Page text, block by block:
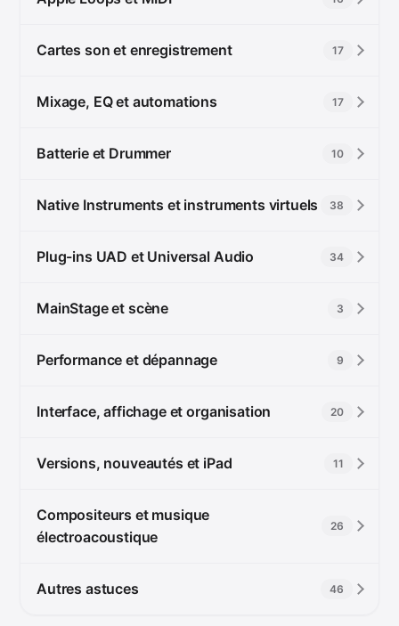
Cartes son et enregistrement 17
Mixage, EQ et automations 17
Batterie et Drummer 10
Native Instruments et instruments virtuels 38
Plug-ins UAD et Universal Audio 34
MainStage et scène 3
Performance et dépannage 9
Interface, affichage et organisation 20
Versions, nouveautés et iPad 11
Compositeurs et musique
électroacoustique
26
Autres astuces 46